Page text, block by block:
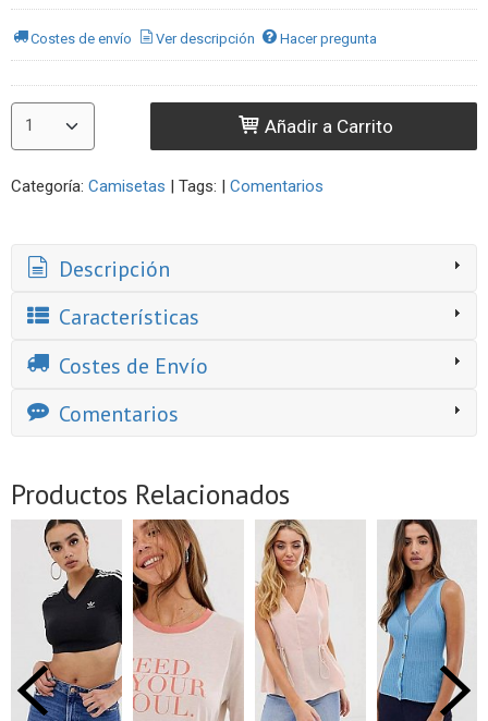
Costes de envío Ver descripción Hacer pregunta
Añadir a Carrito
Categoría: Camisetas | Tags: | Comentarios
Descripción
Características
Costes de Envío
Comentarios
Productos Relacionados